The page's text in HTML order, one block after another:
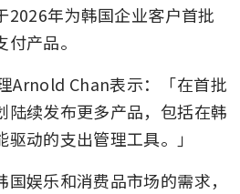
2026年为韩国企业客户首批
产品。
Arnold Chan表示：「在首批
陆续发布更多产品，包括在韩
动的支出管理工具。」
娱乐和消费品市场的需求，